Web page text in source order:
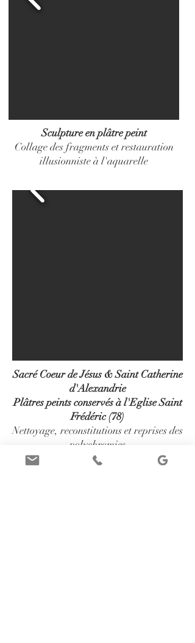
Sculpture en plâtre peint
Collage des fragments et restauration
illusionniste à l'aquarelle
Sacré Coeur de Jésus & Saint Catherine
d'Alexandrie
Plâtres peints conservés à l'Eglise Saint
Frédéric (78)
Nettoyage, reconstitutions et reprises des
polychromies
(limités aux manques)